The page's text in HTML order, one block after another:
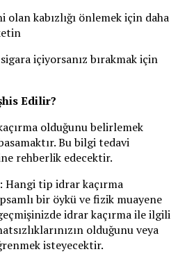
olan kabızlığı önlemek için daha
içiyorsanız bırakmak için
Edilir?
olduğunu belirlemek
Bu bilgi tedavi
rehberlik edecektir.
: Hangi tip idrar kaçırma
bir öykü ve fizik muayene
idrar kaçırma ile ilgili
olduğunu veya
isteyecektir.